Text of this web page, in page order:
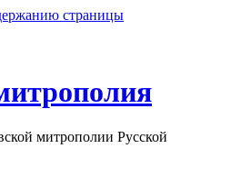
страницы
митрополии Русской